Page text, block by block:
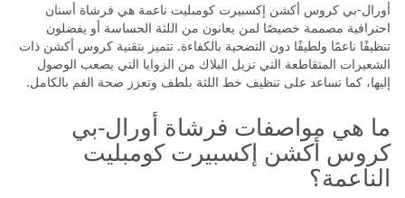
أورال-بي كروس أكشن إكسبيرت كومبليت ناعمة هي فرشاة أسنان
احترافية مصممة خصيصًا لمن يعانون من اللثة الحساسة أو يفضلون
تنظيفًا ناعمًا ولطيفًا دون التضحية بالكفاءة. تتميز بتقنية كروس أكشن ذات
الشعيرات المتقاطعة التي تزيل البلاك من الزوايا التي يصعب الوصول
إليها، كما تساعد على تنظيف خط اللثة بلطف وتعزز صحة الفم بالكامل.
ما هي مواصفات فرشاة أورال-بي
كروس أكشن إكسبيرت كومبليت
الناعمة؟